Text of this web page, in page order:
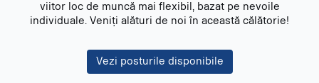
viitor loc de muncă mai flexibil, bazat pe nevoile
individuale. Veniți alături de noi în această călătorie!
Vezi posturile disponibile